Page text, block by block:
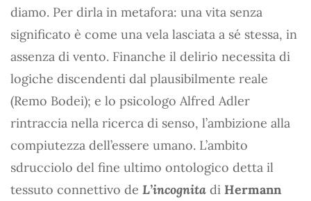
diamo. Per dirla in metafora: una vita senza
significato è come una vela lasciata a sé stessa, in
assenza di vento. Finanche il delirio necessita di
logiche discendenti dal plausibilmente reale
(Remo Bodei); e lo psicologo Alfred Adler
rintraccia nella ricerca di senso, l’ambizione alla
compiutezza dell’essere umano. L’ambito
sdrucciolo del fine ultimo ontologico detta il
tessuto connettivo de L’incognita di Hermann